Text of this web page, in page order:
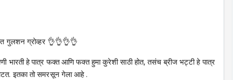
गुलशन ग्रोव्हर 👌👌👌👌
भारती हे पात्र फक्त आणि फक्त हुमा कुरेशी साठी होत, तसंच ब्रीज भट्टी हे पात्र
इतका तो समरसून गेला आहे .